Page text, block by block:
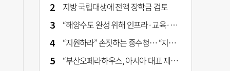
지방 국립대생에 전액 장학금 검토
“해양수도 완성 위해 인프라·교육·세제 등 전방위 지원”…부산해양수도특별법’ 개정안 발의
“지원하라” 손짓하는 중수청… “지켜보자” 머뭇대는 검찰
“부산오페라하우스, 아시아 대표 제작 극장 지향해야”